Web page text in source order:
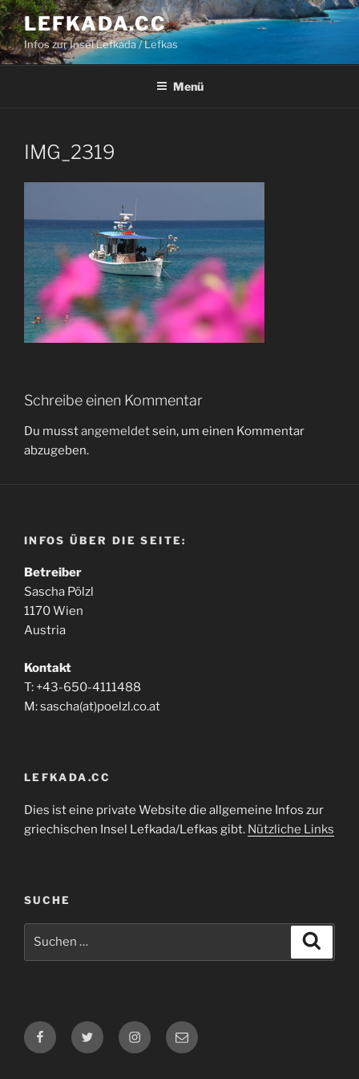
Zum
Inhalt
springen
LEFKADA.CC
Infos zur Insel Lefkada / Lefkas
Menü
IMG_2319
Schreibe einen Kommentar
Du musstangemeldetsein, um einen Kommentar
abzugeben.
INFOS ÜBER DIE SEITE:
Betreiber
Sascha Pölzl
1170 Wien
Austria
Kontakt
T: +43-650-4111488
M: sascha(at)poelzl.co.at
LEFKADA.CC
Dies ist eine private Website die allgemeine Infos zur
griechischen Insel Lefkada/Lefkas gibt. Nützliche Links
SUCHE
FacebookTwitter Instagram
E-
Mail